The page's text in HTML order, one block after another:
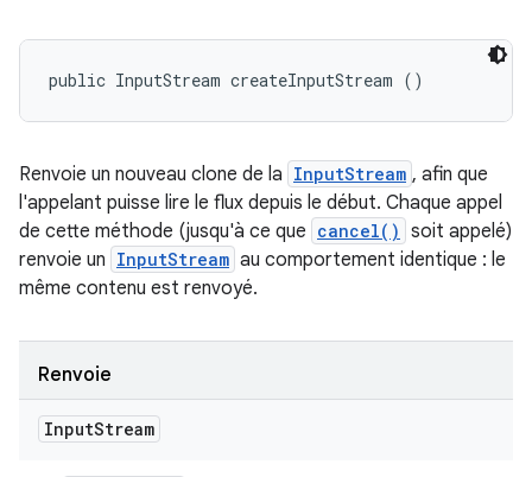
public InputStream createInputStream ()
Renvoie un nouveau clone de la InputStream , afin que
l'appelant puisse lire le flux depuis le début. Chaque appel
de cette méthode (jusqu'à ce que cancel() soit appelé)
renvoie un InputStream au comportement identique : le
même contenu est renvoyé.
Renvoie
InputStream